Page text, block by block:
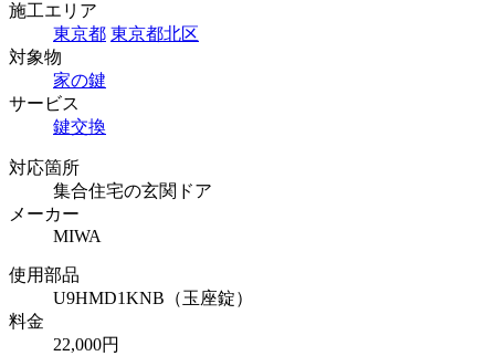
施工エリア
東京都 東京都北区
対象物
家の鍵
サービス
鍵交換
対応箇所
集合住宅の玄関ドア
メーカー
MIWA
使用部品
U9HMD1KNB（玉座錠）
料金
22,000円